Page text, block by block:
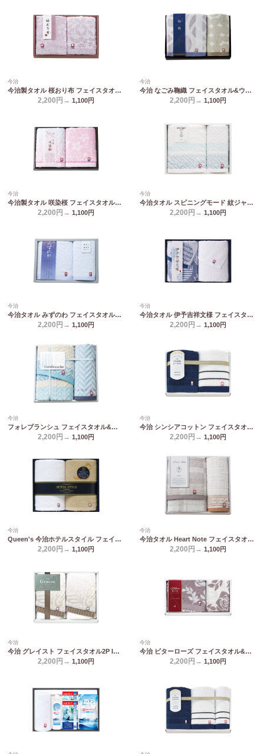
今治
今治製タオル 桜おり布 フェイスタオル2P パープル IS9620 PI/PU
2,200円→ 1,100円
今治
今治 なごみ鞠織 フェイスタオル&ウォッシュタオル N-20200
2,200円→ 1,100円
今治
今治製タオル 咲染桜 フェイスタオル2P SZ-2001
2,200円→ 1,100円
今治
今治タオル スピニングモード 紋ジャガードフェイスタオル&ウォッシュタオル SPT02249M
2,200円→ 1,100円
今治
今治タオル みずのわ フェイスタオル&ウォッシュタオル MZ30200
2,200円→ 1,100円
今治
今治タオル 伊予吉祥文様 フェイスタオル2P IM2045
2,200円→ 1,100円
今治
フォレブランシュ フェイスタオル&ウォッシュタオル HBM-2009
2,200円→ 1,100円
今治
今治 シンシアコットン フェイスタオル2P S-12200
2,200円→ 1,100円
今治
Queen's 今治ホテルスタイル フェイスタオル2P TQS2007712
2,200円→ 1,100円
今治
今治タオル Heart Note フェイスタオル&ウォッシュタオル HN-0021
2,200円→ 1,100円
今治
今治 グレイスト フェイスタオル2P IGY26200
2,200円→ 1,100円
今治
今治 ビターローズ フェイスタオル&ハンドタオル IBR80200
2,200円→ 1,100円